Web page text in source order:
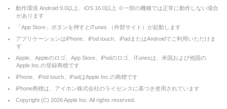
動作環境 Android 9.0以上、iOS 16.0以上 ※一部の機種では正常に動作しない場合
があります
「App Store」ボタンを押すとiTunes （外部サイト）が起動します
アプリケーションはiPhone、iPod touch、iPadまたはAndroidでご利用いただけま
す
Apple、Appleのロゴ、App Store、iPodのロゴ、iTunesは、米国および他国の
Apple Inc.の登録商標です
iPhone、iPod touch、iPadはApple Inc.の商標です
iPhone商標は、アイホン株式会社のライセンスに基づき使用されています
Copyright (C) 2026Apple Inc. All rights reserved.